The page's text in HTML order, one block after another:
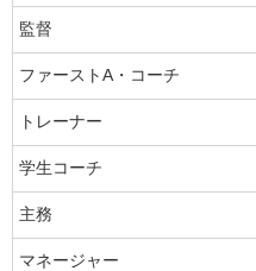
監督
ファーストA・コーチ
トレーナー
学生コーチ
主務
マネージャー